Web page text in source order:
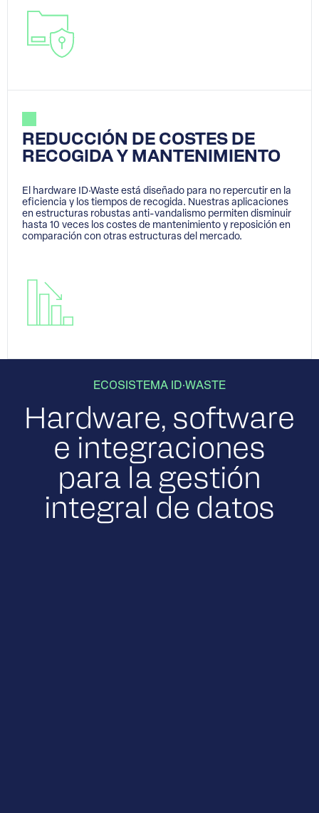
REDUCCIÓN DE COSTES DE
RECOGIDA Y MANTENIMIENTO
El hardware ID·Waste está diseñado para no repercutir en la
eficiencia y los tiempos de recogida. Nuestras aplicaciones
en estructuras robustas anti-vandalismo permiten disminuir
hasta 10 veces los costes de mantenimiento y reposición en
comparación con otras estructuras del mercado.
ECOSISTEMA ID·WASTE
Hardware, software
e integraciones
para la gestión
integral de datos